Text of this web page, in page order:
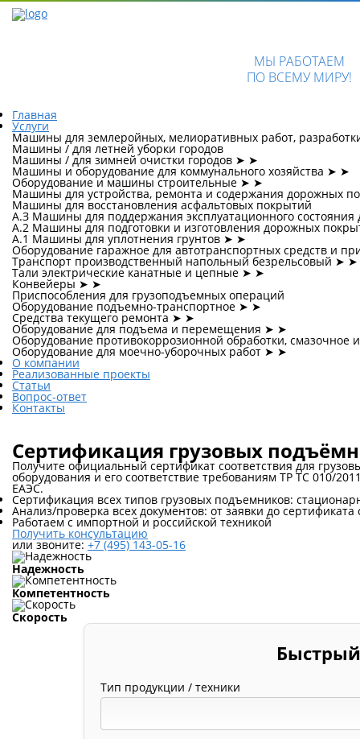
МЫ РАБОТАЕМ
ПО ВСЕМУ МИРУ!
Главная
Услуги
Машины для землеройных, мелиоративных работ,
Машины / для летней уборки городов
Машины / для зимней очистки городов ➤ ➤
Машины и оборудование для коммунального хозяйства ➤ ➤
Оборудование и машины строительные ➤ ➤
Машины для устройства, ремонта и содержания дорожных
Машины для восстановления асфальтовых покрытий
А.З Машины для поддержания эксплуатационного состояния
А.2 Машины для подготовки и изготовления дорожных
А.1 Машины для уплотнения грунтов ➤ ➤
Оборудование гаражное для автотранспортных средств и
Транспорт производственный напольный безрельсовый ➤ ➤
Тали электрические канатные и цепные ➤ ➤
Конвейеры ➤ ➤
Приспособления для грузоподъемных операций
Оборудование подъемно-транспортное ➤ ➤
Средства текущего ремонта ➤ ➤
Оборудование для подъема и перемещения ➤ ➤
Оборудование противокоррозионной обработки, смазочное
Оборудование для моечно-уборочных работ ➤ ➤
О компании
Реализованные проекты
Статьи
Вопрос-ответ
Контакты
Сертификация грузовых
Получите официальный сертификат соответствия для
оборудования и его соответствие требованиям ТР ТС 010/
ЕАЭС.
Сертификация всех типов грузовых подъемников:
Анализ/проверка всех документов: от заявки до сертификата
Работаем с импортной и российской техникой
Получить консультацию
или звоните:+7 (495) 143-05-16
Надежность
Компетентность
Скорость
Тип продукции / техники